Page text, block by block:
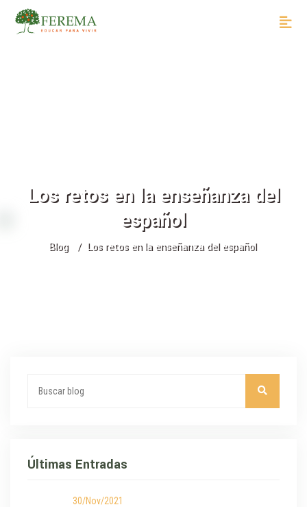
Los retos en la enseñanza del
español
Blog Los retos en la enseñanza del español
Últimas Entradas
30/Nov/2021